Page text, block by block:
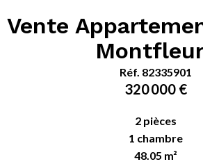
Vente
Réf. 82335901
320 000 €
2 pièces
1 chambre
48.05 m²